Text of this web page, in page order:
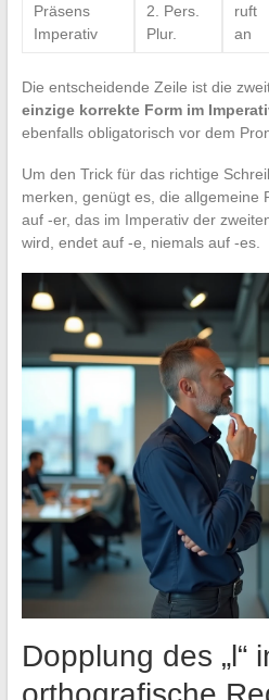
Präsens
Imperativ
2. Pers.
Plur.
ruft
an
Die entscheidende Zeile ist die
einzige korrekte Form im
ebenfalls obligatorisch vor dem
Um den Trick für das richtige
merken, genügt es, die allgemeine
auf -er, das im Imperativ der
wird, endet auf -e, niemals auf -es.
Dopplung des „l“